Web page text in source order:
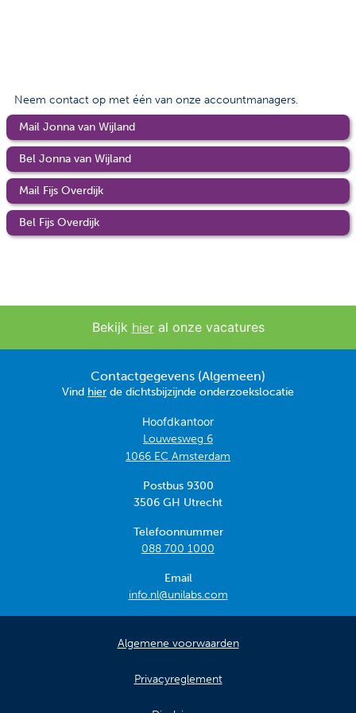
Tarieven
Afspraak maken
Locaties
Trombosedienst
Neem contact op met één van onze accountmanagers.
Mail Jonna van Wijland
Bel Jonna van Wijland
Mail Fijs Overdijk
Bel Fijs Overdijk
Bekijk hieral onze vacatures
Contactgegevens (Algemeen)
Vind hier de dichtsbijzijnde onderzoekslocatie
Hoofdkantoor
Louwesweg 6
1066 EC Amsterdam
Postbus 9300
3506 GH Utrecht
Telefoonnummer
088 700 1000
Email
info.nl@unilabs.com
Algemene voorwaarden
Privacyreglement